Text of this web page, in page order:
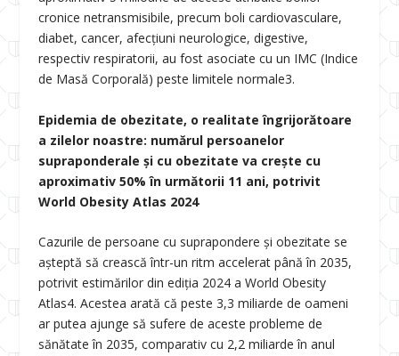
cronice netransmisibile, precum boli cardiovasculare,
diabet, cancer, afecțiuni neurologice, digestive,
respectiv respiratorii, au fost asociate cu un IMC (Indice
de Masă Corporală) peste limitele normale3.
Epidemia de obezitate, o realitate îngrijorătoare
a zilelor noastre: numărul persoanelor
supraponderale și cu obezitate va crește cu
aproximativ 50% în următorii 11 ani, potrivit
World Obesity Atlas 2024
Cazurile de persoane cu suprapondere și obezitate se
așteptă să crească într-un ritm accelerat până în 2035,
potrivit estimărilor din ediția 2024 a World Obesity
Atlas4. Acestea arată că peste 3,3 miliarde de oameni
ar putea ajunge să sufere de aceste probleme de
sănătate în 2035, comparativ cu 2,2 miliarde în anul